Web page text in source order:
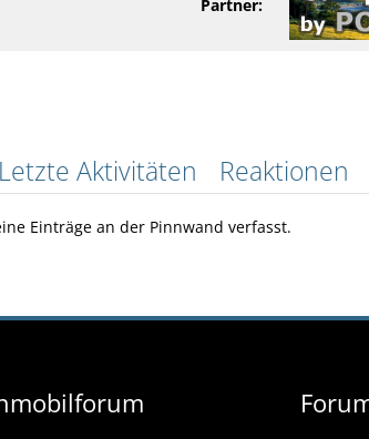
Partner:
Letzte Aktivitäten Reaktionen
Einträge an der Pinnwand verfasst.